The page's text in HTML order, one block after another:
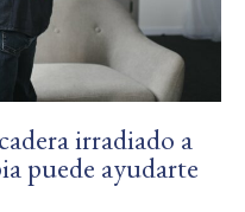
irradiado a
puede ayudarte